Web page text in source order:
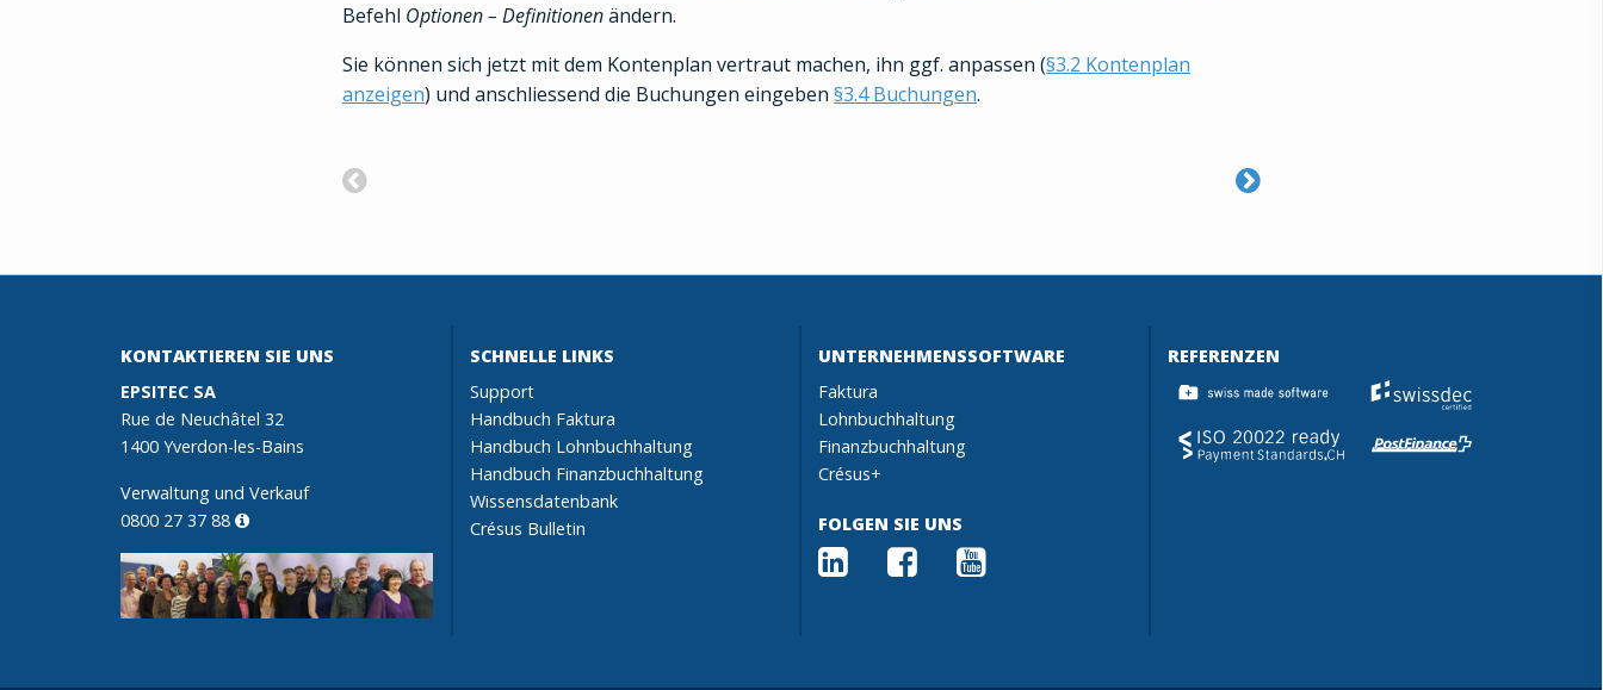
Befehl Optionen – Definitionenändern.
Sie können sich jetzt mit dem Kontenplan vertraut machen, ihn ggf. anpassen (§3.2 Kontenplan
anzeigen) und anschliessend die Buchungen eingeben §3.4 Buchungen.
KONTAKTIEREN SIE UNS
EPSITEC SA
Rue de Neuchâtel 32
1400 Yverdon-les-Bains
Verwaltung und Verkauf
0800 27 37 88
SCHNELLE LINKS
Support
Handbuch Faktura
Handbuch Lohnbuchhaltung
Handbuch Finanzbuchhaltung
Wissensdatenbank
Crésus Bulletin
UNTERNEHMENSSOFTWARE
Faktura
Lohnbuchhaltung
Finanzbuchhaltung
Crésus+
FOLGEN SIE UNS
REFERENZEN